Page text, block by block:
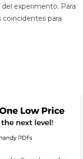
del experimento. Para
coincidentes para